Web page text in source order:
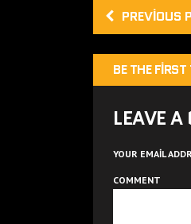
PREVIOUS
BE THE
LEAVE
YOUR EMAIL
COMMENT